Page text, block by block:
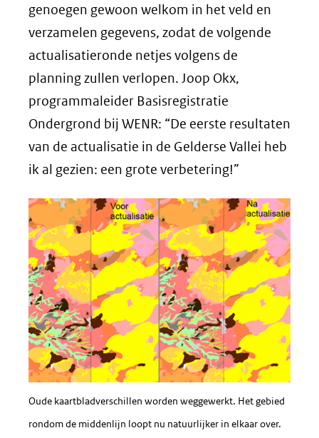
genoegen gewoon welkom in het veld en
verzamelen gegevens, zodat de volgende
actualisatieronde netjes volgens de
planning zullen verlopen. Joop Okx,
programmaleider Basisregistratie
Ondergrond bij WENR: “De eerste resultaten
van de actualisatie in de Gelderse Vallei heb
ik al gezien: een grote verbetering!”
Oude kaartbladverschillen worden weggewerkt. Het gebied
rondom de middenlijn loopt nu natuurlijker in elkaar over.